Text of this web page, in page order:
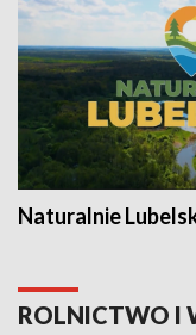
Naturalnie
ROLNICTWO I